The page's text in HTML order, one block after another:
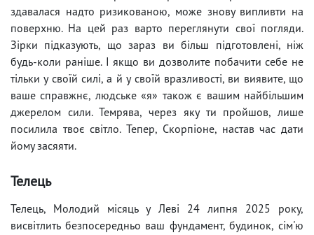
здавалася надто ризикованою, може знову випливти на
поверхню. На цей раз варто переглянути свої погляди.
Зірки підказують, що зараз ви більш підготовлені, ніж
будь-коли раніше. І якщо ви дозволите побачити себе не
тільки у своїй силі, а й у своїй вразливості, ви виявите, що
ваше справжнє, людське «я» також є вашим найбільшим
джерелом сили. Темрява, через яку ти пройшов, лише
посилила твоє світло. Тепер, Скорпіоне, настав час дати
йому засяяти.
Телець
Телець, Молодий місяць у Леві 24 липня 2025 року,
висвітлить безпосередньо ваш фундамент, будинок, сім'ю